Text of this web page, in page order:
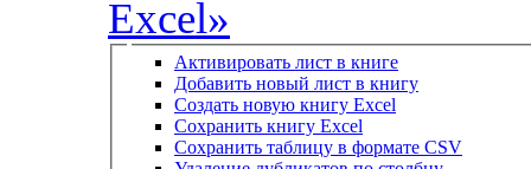
Excel»
Активировать лист в книге
Добавить новый лист в книгу
Создать новую книгу Excel
Сохранить книгу Excel
Сохранить таблицу в формате CSV